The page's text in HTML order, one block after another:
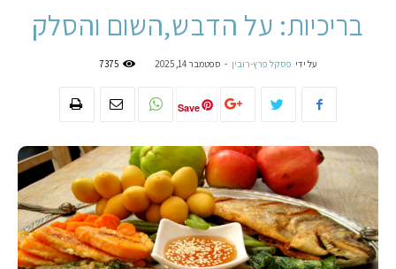
בריכיות: על הדבש,השום והסלק
על ידי פסקל פרץ-רובין - ספטמבר 14, 2025 7375
Save